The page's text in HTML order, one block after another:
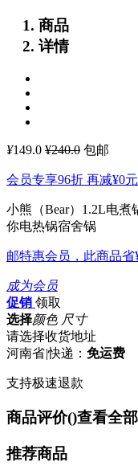
商品
详情
¥149.0 ¥240.0 包邮
会员专享96折 再减¥0元
小熊（Bear）1.2L电煮
你电热锅宿舍锅
邮特惠会员，此商品省
成为会员
促销 领取
选择颜色 尺寸
请选择收货地址
河南省|快递： 免运费
支持极速退款
商品评价()查看全
推荐商品